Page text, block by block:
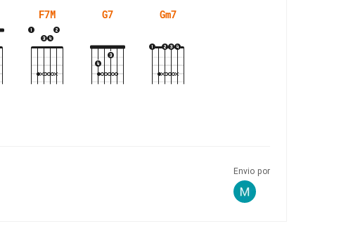
F7M G7 Gm7
Envio por